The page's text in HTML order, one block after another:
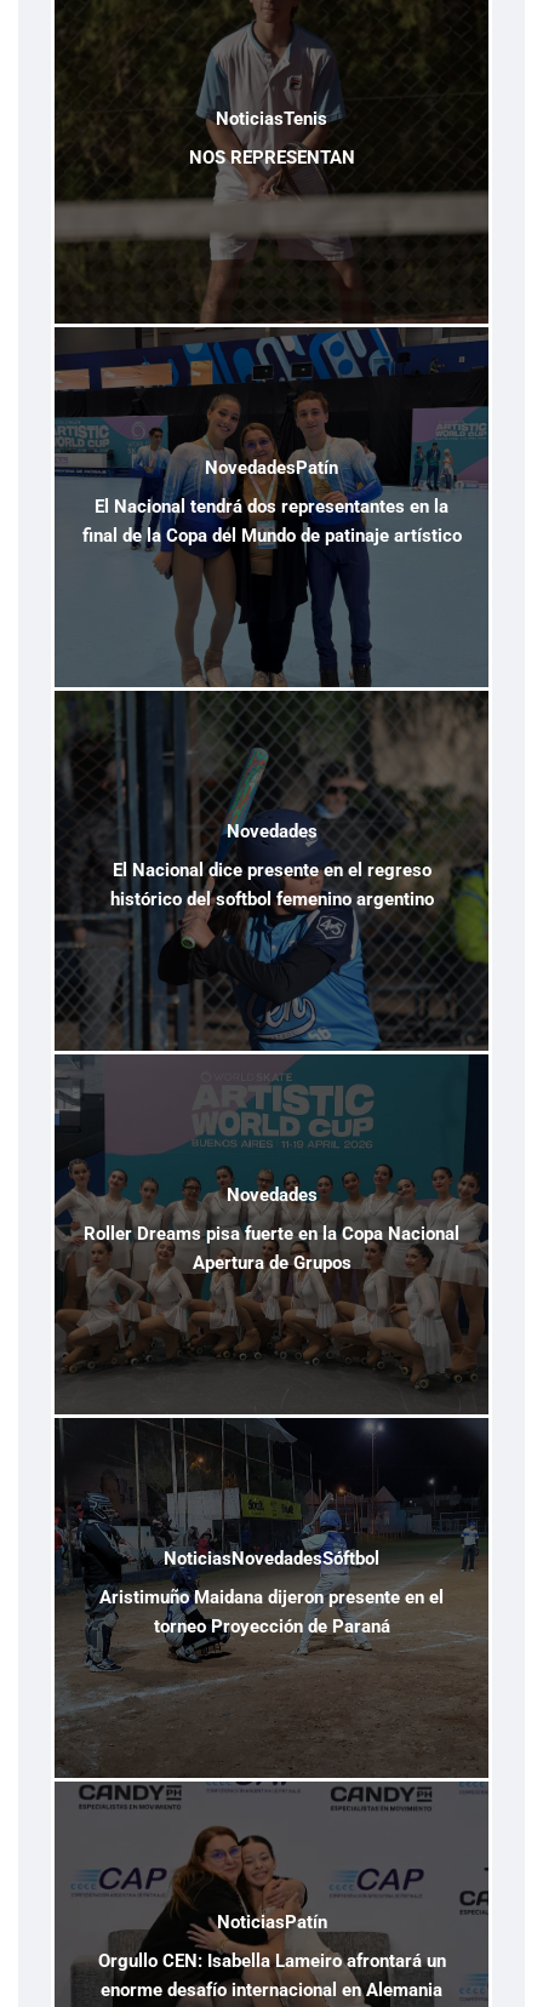
NoticiasTenis
NOS REPRESENTAN
NovedadesPatín
El Nacional tendrá dos representantes en la
final de la Copa del Mundo de patinaje artístico
Novedades
El Nacional dice presente en el regreso
histórico del softbol femenino argentino
Novedades
Roller Dreams pisa fuerte en la Copa Nacional
Apertura de Grupos
NoticiasNovedadesSóftbol
Aristimuño Maidana dijeron presente en el
torneo Proyección de Paraná
NoticiasPatín
Orgullo CEN: Isabella Lameiro afrontará un
enorme desafío internacional en Alemania